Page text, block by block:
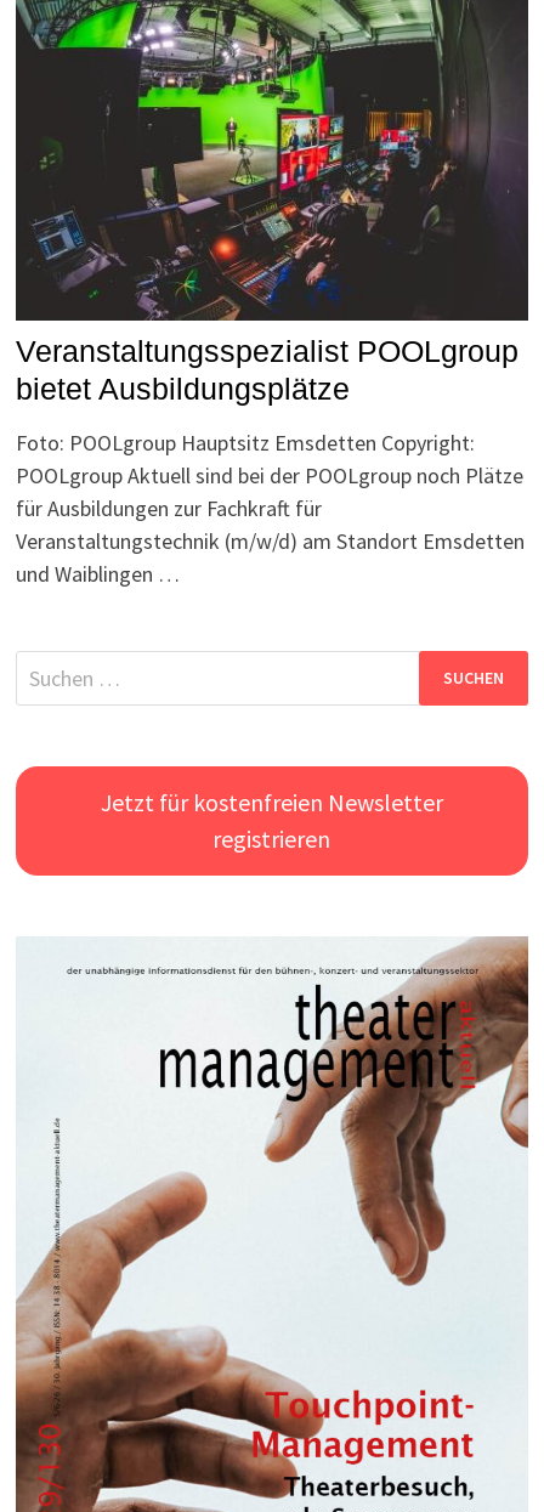
Veranstaltungsspezialist POOLgroup
bietet Ausbildungsplätze
Foto: POOLgroup Hauptsitz Emsdetten Copyright:
POOLgroup Aktuell sind bei der POOLgroup noch Plätze
für Ausbildungen zur Fachkraft für
Veranstaltungstechnik (m/w/d) am Standort Emsdetten
und Waiblingen …
Suchen
nach:
Jetzt für kostenfreien Newsletter
registrieren